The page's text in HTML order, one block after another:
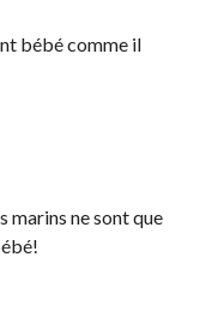
bébé comme il
marins ne sont que